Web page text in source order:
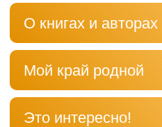
О книгах и авторах
Мой край родной
Это интересно!